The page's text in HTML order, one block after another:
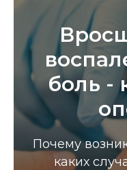
боль -
Почему
каких